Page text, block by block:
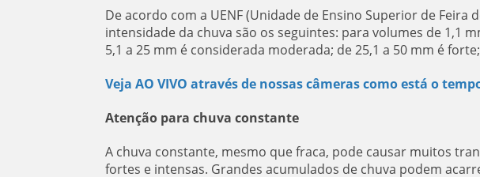
De acordo com a UENF (Unidade de Ensino Superior de Feira
intensidade da chuva são os seguintes: para volumes de 1,1
5,1 a 25 mm é considerada moderada; de 25,1 a 50 mm é
Veja AO VIVO através de nossas câmeras como está o
Atenção para chuva constante
A chuva constante, mesmo que fraca, pode causar muitos
fortes e intensas. Grandes acumulados de chuva podem